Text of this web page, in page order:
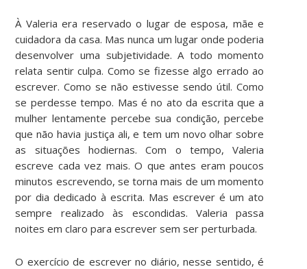
À Valeria era reservado o lugar de esposa, mãe e
cuidadora da casa. Mas nunca um lugar onde poderia
desenvolver uma subjetividade. A todo momento
relata sentir culpa. Como se fizesse algo errado ao
escrever. Como se não estivesse sendo útil. Como
se perdesse tempo. Mas é no ato da escrita que a
mulher lentamente percebe sua condição, percebe
que não havia justiça ali, e tem um novo olhar sobre
as situações hodiernas. Com o tempo, Valeria
escreve cada vez mais. O que antes eram poucos
minutos escrevendo, se torna mais de um momento
por dia dedicado à escrita. Mas escrever é um ato
sempre realizado às escondidas. Valeria passa
noites em claro para escrever sem ser perturbada.
O exercício de escrever no diário, nesse sentido, é